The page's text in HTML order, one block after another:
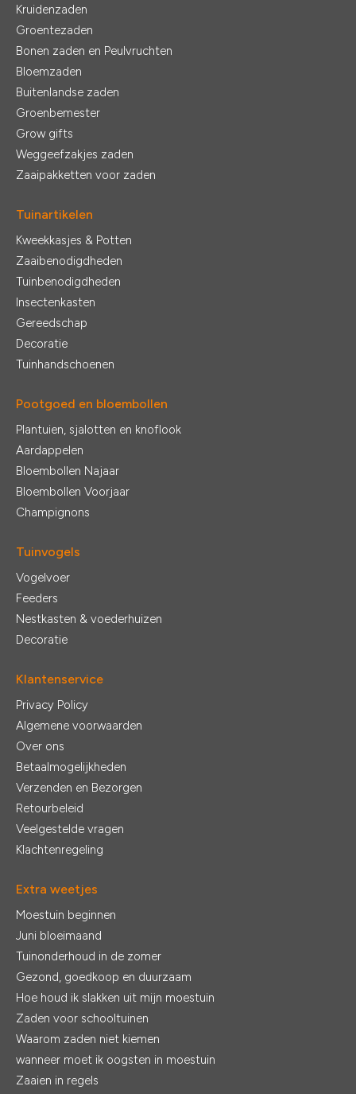
Kruidenzaden
Groentezaden
Bonen zaden en Peulvruchten
Bloemzaden
Buitenlandse zaden
Groenbemester
Grow gifts
Weggeefzakjes zaden
Zaaipakketten voor zaden
Tuinartikelen
Kweekkasjes & Potten
Zaaibenodigdheden
Tuinbenodigdheden
Insectenkasten
Gereedschap
Decoratie
Tuinhandschoenen
Pootgoed en bloembollen
Plantuien, sjalotten en knoflook
Aardappelen
Bloembollen Najaar
Bloembollen Voorjaar
Champignons
Tuinvogels
Vogelvoer
Feeders
Nestkasten & voederhuizen
Decoratie
Klantenservice
Privacy Policy
Algemene voorwaarden
Over ons
Betaalmogelijkheden
Verzenden en Bezorgen
Retourbeleid
Veelgestelde vragen
Klachtenregeling
Extra weetjes
Moestuin beginnen
Juni bloeimaand
Tuinonderhoud in de zomer
Gezond, goedkoop en duurzaam
Hoe houd ik slakken uit mijn moestuin
Zaden voor schooltuinen
Waarom zaden niet kiemen
wanneer moet ik oogsten in moestuin
Zaaien in regels